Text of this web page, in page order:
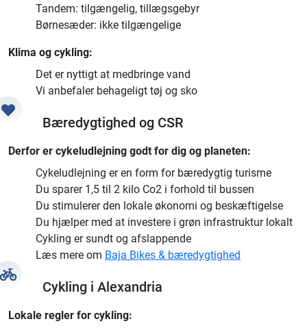
Tandem: tilgængelig, tillægsgebyr
Børnesæder: ikke tilgængelige
Klima og cykling:
Det er nyttigt at medbringe vand
Vi anbefaler behageligt tøj og sko
Bæredygtighed og CSR
Derfor er cykeludlejning godt for dig og planeten:
Cykeludlejning er en form for bæredygtig turisme
Du sparer 1,5 til 2 kilo Co2 i forhold til bussen
Du stimulerer den lokale økonomi og beskæftigelse
Du hjælper med at investere i grøn infrastruktur lokalt
Cykling er sundt og afslappende
Læs mere om Baja Bikes & bæredygtighed
Cykling i Alexandria
Lokale regler for cykling: